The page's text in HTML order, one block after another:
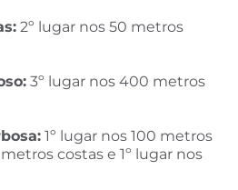
2º lugar nos 50 metros
3º lugar nos 400 metros
1º lugar nos 100 metros
costas e 1º lugar nos